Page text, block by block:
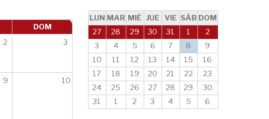
DOM
2 3
9 10
LUN MAR MIÉ JUE VIE SÁB DOM
27
28 29 30 31 1
2
3
4 5 6 7 8
9
10
11 12 13 14 15
16
17
18 19 20 21 22
23
24
25 26 27 28 29
30
31
1 2 3 4 5 6